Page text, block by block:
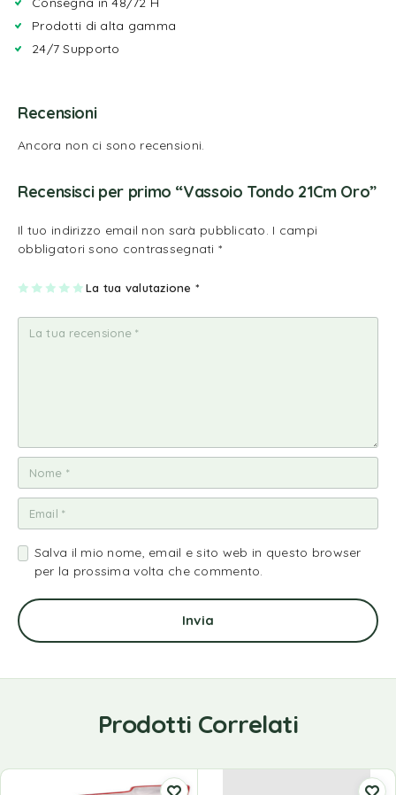
Prodotti di alta gamma
24/7 Supporto
Recensioni
Ancora non ci sono recensioni.
Recensisci per primo “Vassoio Tondo 21Cm Oro”
Il tuo indirizzo email non sarà pubblicato. I campi
obbligatori sono contrassegnati *
La tua valutazione *
1
a
2
e
su
5
3
e
su
5
4
e
su
5
5
e
su
5
Salva il mio nome, email e sito web in questo browser
per la prossima volta che commento.
Prodotti Correlati